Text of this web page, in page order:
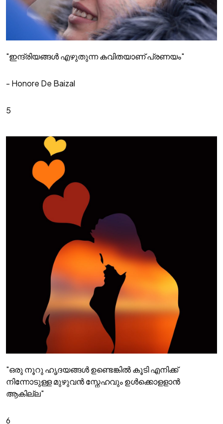
"ഇന്ദ്രിയങ്ങൾ എഴുതുന്ന കവിതയാണ് പ്രണയം"
- Honore De Baizal
5
"ഒരു നൂറു ഹൃദയങ്ങൾ ഉണ്ടെങ്കിൽ കൂടി എനിക്ക്
നിന്നോടുള്ള മുഴുവൻ സ്നേഹവും ഉൾക്കൊളളാൻ
ആകില്ല"
6